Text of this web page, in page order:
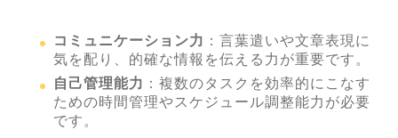
コミュニケーション力 ：言葉遣いや文章表現に
気を配り、的確な情報を伝える力が重要です。
自己管理能力 ：複数のタスクを効率的にこなす
ための時間管理やスケジュール調整能力が必要
です。